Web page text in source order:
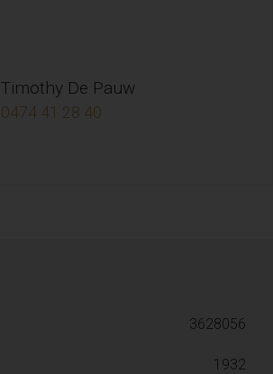
Timothy De Pauw
0474 41 28 40
3628056
1932